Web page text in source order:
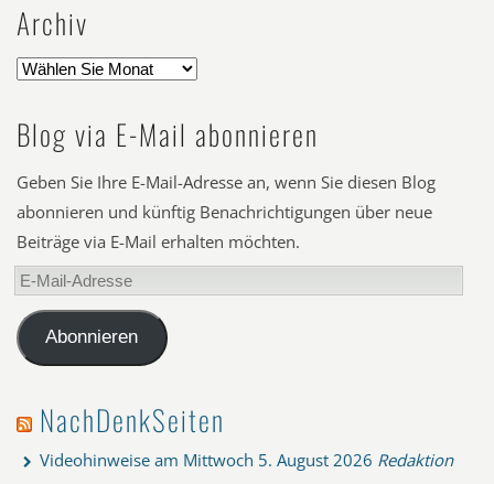
Archiv
Blog via E-Mail abonnieren
Geben Sie Ihre E-Mail-Adresse an, wenn Sie diesen Blog
abonnieren und künftig Benachrichtigungen über neue
Beiträge via E-Mail erhalten möchten.
E-
Mail-
AdresseAbonnieren
NachDenkSeiten
Videohinweise am Mittwoch 5. August 2026 Redaktion